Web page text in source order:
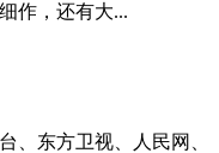
作，还有大...
、东方卫视、人民网、